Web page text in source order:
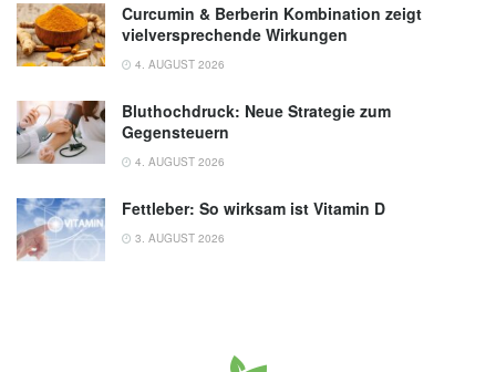
Curcumin & Berberin Kombination zeigt
vielversprechende Wirkungen
4. AUGUST 2026
Bluthochdruck: Neue Strategie zum
Gegensteuern
4. AUGUST 2026
Fettleber: So wirksam ist Vitamin D
3. AUGUST 2026